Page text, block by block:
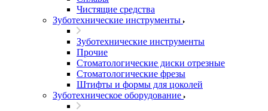
Чистящие средства
Зуботехнические инструменты
Зуботехнические инструменты
Прочие
Стоматологические диски отрезные
Стоматологические фрезы
Штифты и формы для цоколей
Зуботехническое оборудование